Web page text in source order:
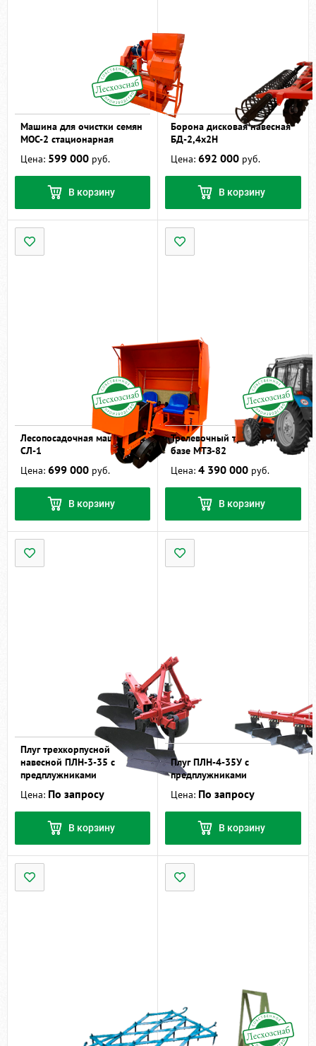
Машина для очистки семян
МОС-2 стационарная
Цена: 599 000 руб.
В корзину
Борона дисковая навесная
БД-2,4х2Н
Цена: 692 000 руб.
В корзину
Лесопосадочная машина
СЛ-1
Цена: 699 000 руб.
В корзину
Трелевочный трактор на
базе МТЗ-82
Цена: 4 390 000 руб.
В корзину
Плуг трехкорпусной
навесной ПЛН-3-35 с
предплужниками
Цена: По запросу
В корзину
Плуг ПЛН-4-35У с
предплужниками
Цена: По запросу
В корзину